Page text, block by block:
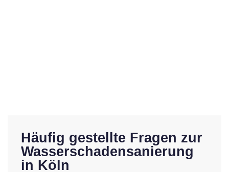
Häufig gestellte Fragen zur
Wasserschadensanierung
in Köln